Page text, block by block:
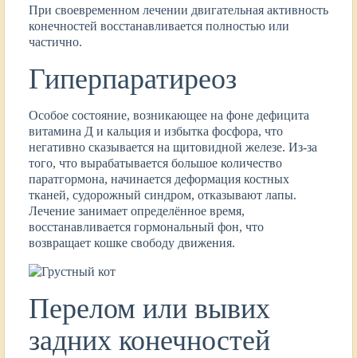
При своевременном лечении двигательная активность
конечностей восстанавливается полностью или
частично.
Гиперпаратиреоз
Особое состояние, возникающее на фоне дефицита
витамина Д и кальция и избытка фосфора, что
негативно сказывается на щитовидной железе. Из-за
того, что вырабатывается большое количество
паратгормона, начинается деформация костных
тканей, судорожный синдром, отказывают лапы.
Лечение занимает определённое время,
восстанавливается гормональный фон, что
возвращает кошке свободу движения.
Перелом или вывих
задних конечностей